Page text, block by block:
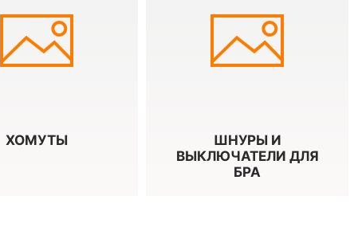
ХОМУТЫ
ШНУРЫ И
ВЫКЛЮЧАТЕЛИ ДЛЯ
БРА